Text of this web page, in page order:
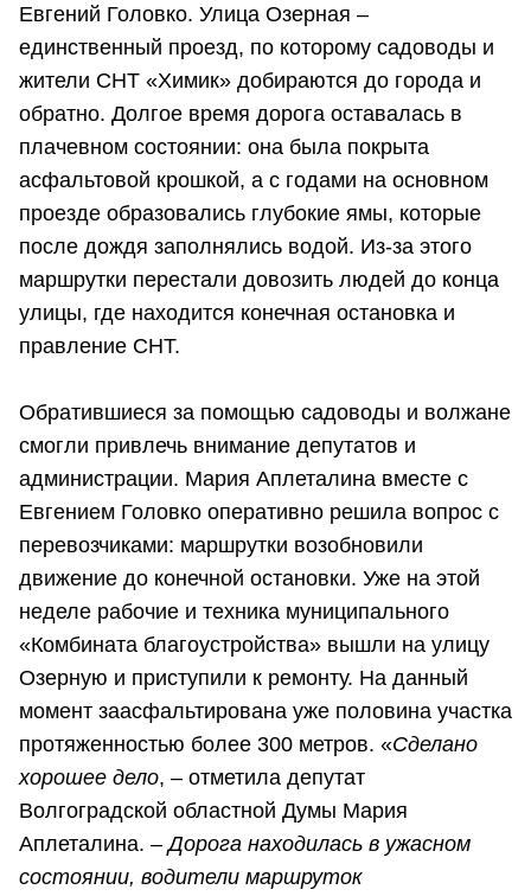
Евгений Головко. Улица Озерная –
единственный проезд, по которому садоводы и
жители СНТ «Химик» добираются до города и
обратно. Долгое время дорога оставалась в
плачевном состоянии: она была покрыта
асфальтовой крошкой, а с годами на основном
проезде образовались глубокие ямы, которые
после дождя заполнялись водой. Из-за этого
маршрутки перестали довозить людей до конца
улицы, где находится конечная остановка и
правление СНТ.
Обратившиеся за помощью садоводы и волжане
смогли привлечь внимание депутатов и
администрации. Мария Аплеталина вместе с
Евгением Головко оперативно решила вопрос с
перевозчиками: маршрутки возобновили
движение до конечной остановки. Уже на этой
неделе рабочие и техника муниципального
«Комбината благоустройства» вышли на улицу
Озерную и приступили к ремонту. На данный
момент заасфальтирована уже половина участка
протяженностью более 300 метров. «Сделано
хорошее дело, – отметила депутат
Волгоградской областной Думы Мария
Аплеталина. –Дорога находилась в ужасном
состоянии, водители маршруток